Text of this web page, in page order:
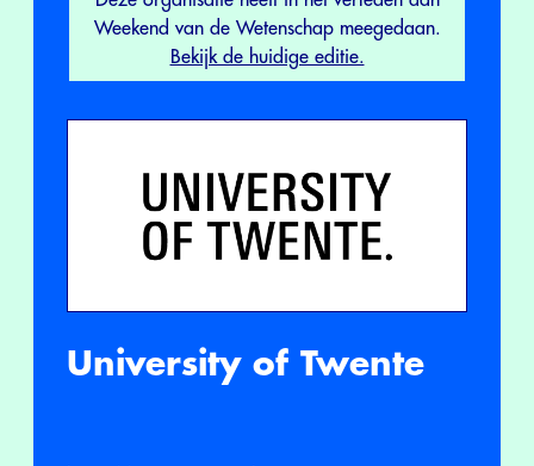
Weekend van de Wetenschap meegedaan.
Bekijk de huidige editie.
University of Twente